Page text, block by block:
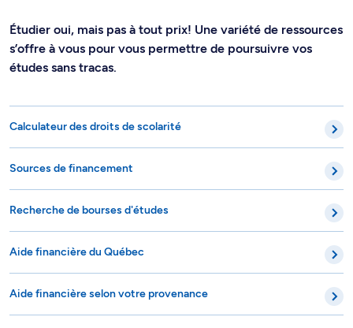
Étudier oui, mais pas à tout prix! Une variété de ressources
s’offre à vous pour vous permettre de poursuivre vos
études sans tracas.
Calculateur des droits de scolarité
Sources de financement
Recherche de bourses d'études
Aide financière du Québec
Aide financière selon votre provenance